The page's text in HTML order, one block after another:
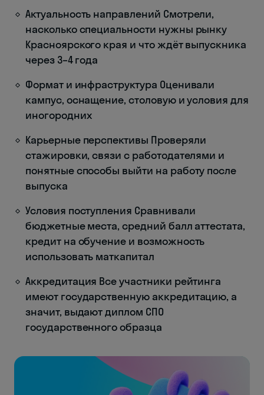
Актуальность направлений Смотрели,
насколько специальности нужны рынку
Красноярского края и что ждёт выпускника
через 3–4 года
Формат и инфраструктура Оценивали
кампус, оснащение, столовую и условия для
иногородних
Карьерные перспективы Проверяли
стажировки, связи с работодателями и
понятные способы выйти на работу после
выпуска
Условия поступления Сравнивали
бюджетные места, средний балл аттестата,
кредит на обучение и возможность
использовать маткапитал
Аккредитация Все участники рейтинга
имеют государственную аккредитацию, а
значит, выдают диплом СПО
государственного образца